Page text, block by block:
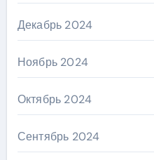
Декабрь 2024
Ноябрь 2024
Октябрь 2024
Сентябрь 2024